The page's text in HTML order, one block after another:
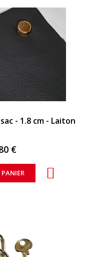
de sac - 1.8 cm - Laiton
€